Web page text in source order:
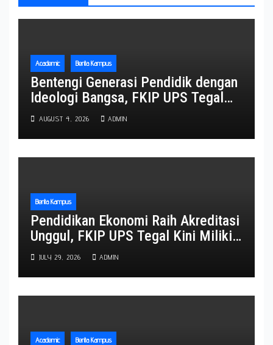
Academic Berita Kampus
Bentengi Generasi Pendidik dengan
Ideologi Bangsa, FKIP UPS Tegal
Gembleng 153 Calon Wisudawan
AUGUST 4, 2026 ADMIN
Berita Kampus
Pendidikan Ekonomi Raih Akreditasi
Unggul, FKIP UPS Tegal Kini Miliki
Lima Program Studi Berpredikat
JULY 29, 2026 ADMIN
Academic Berita Kampus